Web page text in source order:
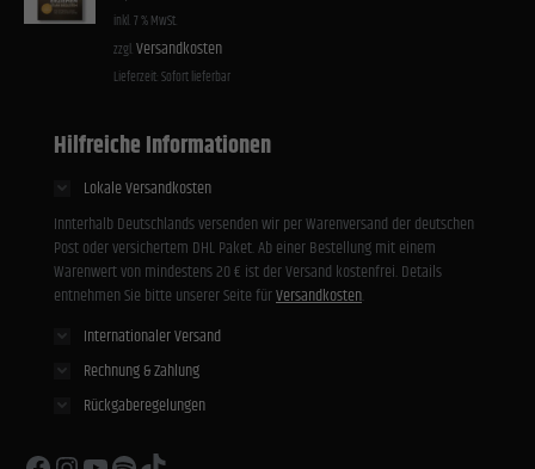
inkl. 7 % MwSt.
zzgl. Versandkosten
Lieferzeit: Sofort lieferbar
Hilfreiche Informationen
Lokale Versandkosten
Innterhalb Deutschlands versenden wir per Warenversand der deutschen
Post oder versichertem DHL Paket. Ab einer Bestellung mit einem
Warenwert von mindestens 20 € ist der Versand kostenfrei. Details
entnehmen Sie bitte unserer Seite fürVersandkosten.
Internationaler Versand
Rechnung & Zahlung
Rückgaberegelungen